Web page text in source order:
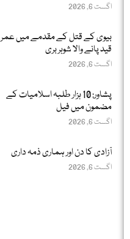
اگست 6, 2026
بیوی کے قتل کے مقدمے میں عمر
قید پانے والا شوہر بری
اگست 6, 2026
پشاور: 10 ہزار طلبہ اسلامیات کے
مضمون میں فیل
اگست 6, 2026
آزادی کا دن اور ہماری ذمہ داری
اگست 6, 2026